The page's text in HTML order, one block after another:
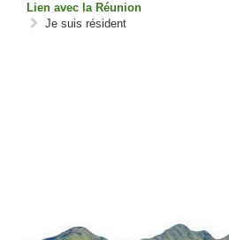
Lien avec la Réunion
Je suis résident